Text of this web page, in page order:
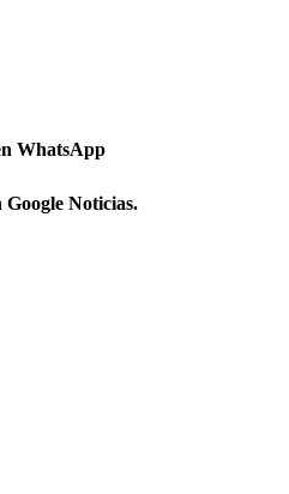
WhatsApp
Noticias.